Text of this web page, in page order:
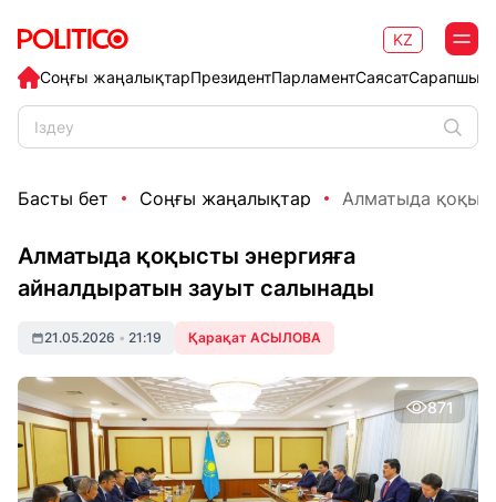
Соңғы жаңалықтарПрезидентПарламентСаясат
KZ
Басты бет Соңғы жаңалықтар Алматыда
Алматыда қоқысты энергияға
айналдыратын зауыт салынады
21.05.2026 • 21:19 Қарақат АСЫЛОВА
871